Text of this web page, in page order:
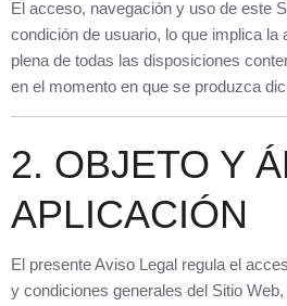
El acceso, navegación y uso de este
condición de usuario, lo que implica la
plena de todas las disposiciones
en el momento en que se produzca
2. OBJETO Y
APLICACIÓN
El presente Aviso Legal regula el
y condiciones generales del Sitio